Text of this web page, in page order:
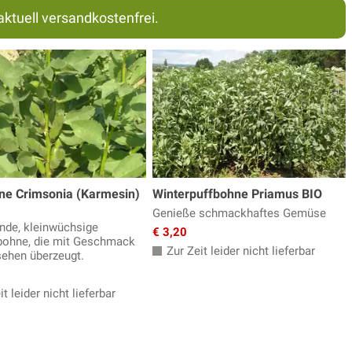
versandkostenfrei.
Crimsonia (Karmesin)
kleinwüchsige
die mit Geschmack
überzeugt.
leider nicht lieferbar
Winterpuffbohne Priamus BIO
Genieße schmackhaftes Gemüse
€ 3,20
Zur Zeit leider nicht lieferbar